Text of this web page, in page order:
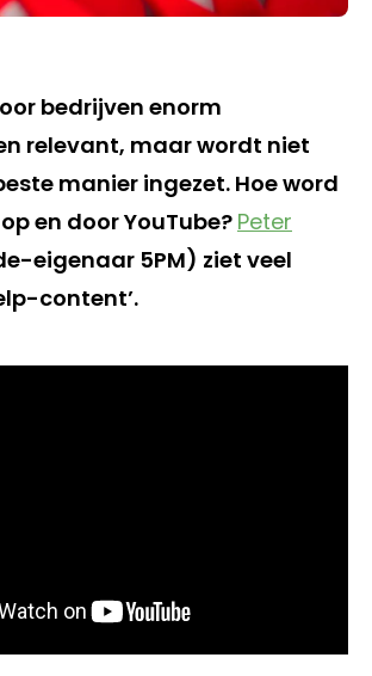
bedrijven enorm
relevant, maar wordt niet
manier ingezet. Hoe word
en door YouTube? Peter
eigenaar 5PM) ziet veel
content’.